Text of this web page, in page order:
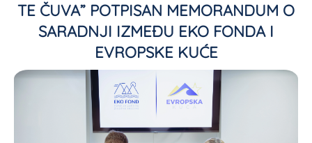
TE ČUVA” POTPISAN MEMORANDUM O
SARADNJI IZMEĐU EKO FONDA I
EVROPSKE KUĆE